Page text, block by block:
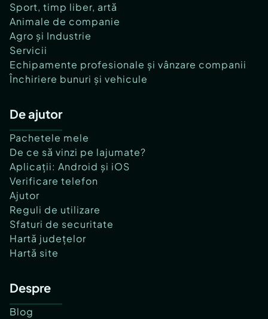
Sport, timp liber, artă
Animale de companie
Agro și Industrie
Servicii
Echipamente profesionale și vânzare companii
Închiriere bunuri și vehicule
De ajutor
Pachetele mele
De ce să vinzi pe lajumate?
Aplicații: Android și iOS
Verificare telefon
Ajutor
Reguli de utilizare
Sfaturi de securitate
Hartă județelor
Hartă site
Despre
Blog